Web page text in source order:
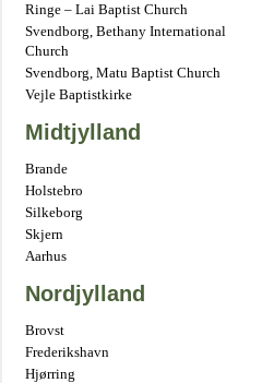
Ringe – Lai Baptist Church
Svendborg, Bethany International
Church
Svendborg, Matu Baptist Church
Vejle Baptistkirke
Midtjylland
Brande
Holstebro
Silkeborg
Skjern
Aarhus
Nordjylland
Brovst
Frederikshavn
Hjørring